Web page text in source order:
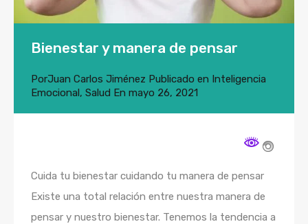
Bienestar y manera de pensar
PorJuan Carlos Jiménez Publicado en Inteligencia
Emocional, Salud En mayo 26, 2021
Cuida tu bienestar cuidando tu manera de pensar
Existe una total relación entre nuestra manera de
pensar y nuestro bienestar. Tenemos la tendencia a